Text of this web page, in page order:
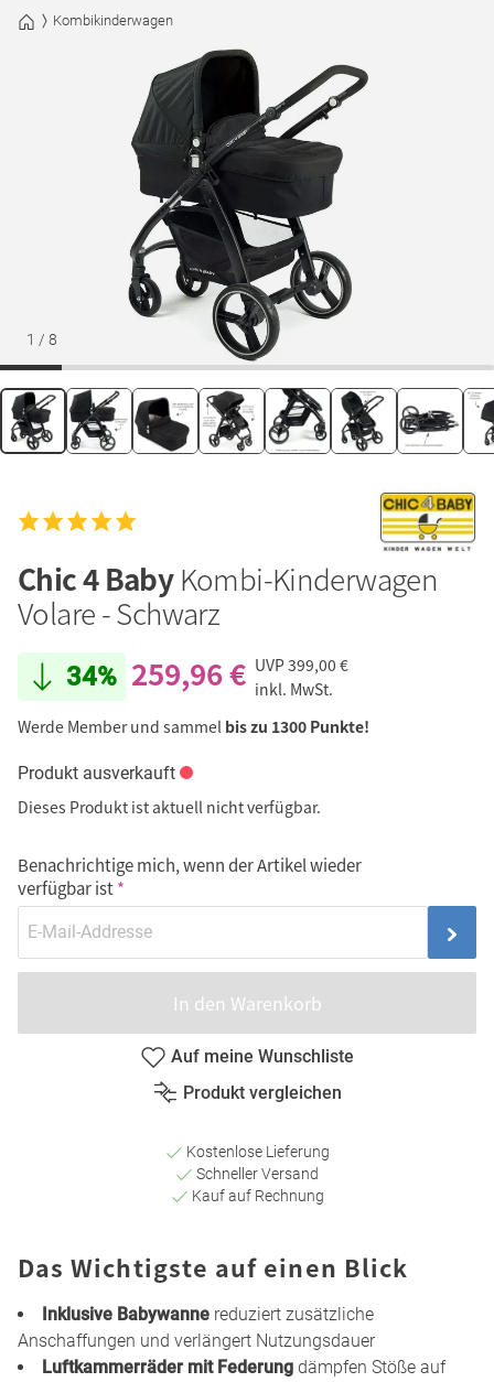
Kombikinderwagen
1 / 8
Chic 4 BabyKombi-Kinderwagen
Volare - Schwarz
34% 259,96 € UVP399,00 €
inkl. MwSt.
Werde Member und sammel bis zu 1300 Punkte!
Produkt ausverkauft
Dieses Produkt ist aktuell nicht verfügbar.
Benachrichtige mich, wenn der Artikel wieder
verfügbar ist
In den Warenkorb
Auf meine Wunschliste
Produkt vergleichen
Kostenlose Lieferung
Schneller Versand
Kauf auf Rechnung
Das Wichtigste auf einen Blick
Inklusive Babywanne reduziert zusätzliche
Anschaffungen und verlängert Nutzungsdauer
Luftkammerräder mit Federung dämpfen Stöße auf